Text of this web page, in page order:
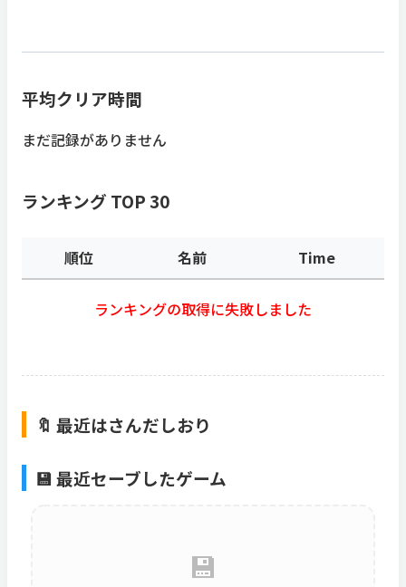
平均クリア時間
まだ記録がありません
ランキング TOP 30
順位 名前 Time
ランキングの取得に失敗しました
🔖 最近はさんだしおり
💾 最近セーブしたゲーム
💾